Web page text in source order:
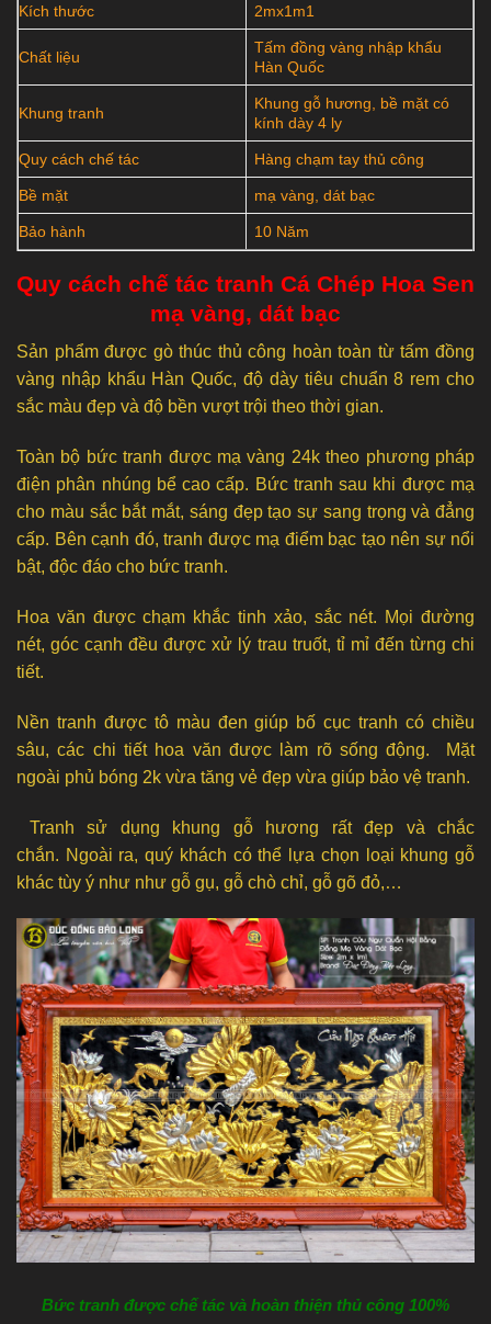
Kích thước 2mx1m1
Chất liệu
Tấm đồng vàng nhập khẩu
Hàn Quốc
Khung tranh
Khung gỗ hương, bề mặt có
kính dày 4 ly
Quy cách chế tác Hàng chạm tay thủ công
Bề mặt mạ vàng, dát bạc
Bảo hành 10 Năm
Quy cách chế tác tranh Cá Chép Hoa Sen
mạ vàng, dát bạc
Sản phẩm được gò thúc thủ công hoàn toàn từ tấm đồng
vàng nhập khẩu Hàn Quốc, độ dày tiêu chuẩn 8 rem cho
sắc màu đẹp và độ bền vượt trội theo thời gian.
Toàn bộ bức tranh được mạ vàng 24k theo phương pháp
điện phân nhúng bể cao cấp. Bức tranh sau khi được mạ
cho màu sắc bắt mắt, sáng đẹp tạo sự sang trọng và đẳng
cấp. Bên cạnh đó, tranh được mạ điểm bạc tạo nên sự nổi
bật, độc đáo cho bức tranh.
Hoa văn được chạm khắc tinh xảo, sắc nét. Mọi đường
nét, góc cạnh đều được xử lý trau truốt, tỉ mỉ đến từng chi
tiết.
Nền tranh được tô màu đen giúp bố cục tranh có chiều
sâu, các chi tiết hoa văn được làm rõ sống động. Mặt
ngoài phủ bóng 2k vừa tăng vẻ đẹp vừa giúp bảo vệ tranh.
Tranh sử dụng khung gỗ hương rất đẹp và chắc
chắn. Ngoài ra, quý khách có thể lựa chọn loại khung gỗ
khác tùy ý như như gỗ gụ, gỗ chò chỉ, gỗ gõ đỏ,…
Bức tranh được chế tác và hoàn thiện thủ công 100%